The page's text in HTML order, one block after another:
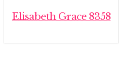
Elisabeth Grace 8358